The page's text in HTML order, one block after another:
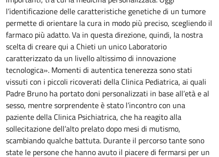
l’identificazione delle caratteristiche genetiche di un tumore
permette di orientare la cura in modo più preciso, scegliendo il
farmaco più adatto. Va in questa direzione, quindi, la nostra
scelta di creare qui a Chieti un unico Laboratorio
caratterizzato da un livello altissimo di innovazione
tecnologica». Momenti di autentica tenerezza sono stati
vissuti con i piccoli ricoverati della Clinica Pediatrica, ai quali
Padre Bruno ha portato doni personalizzati in base all’età e al
sesso, mentre sorprendente è stato l’incontro con una
paziente della Clinica Psichiatrica, che ha reagito alla
sollecitazione dell’alto prelato dopo mesi di mutismo,
scambiando qualche battuta. Durante il percorso tante sono
state le persone che hanno avuto il piacere di fermarsi per un